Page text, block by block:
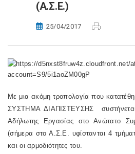
(Α.Σ.Ε.)
25/04/2017
Με μια ακόμη τροπολογία που
ΣΥΣΤΗΜΑ ΔΙΑΠΙΣΤΕΥΣΗΣ συστήνεται
Αδήλωτης Εργασίας στο Ανώτατο
(σήμερα στο Α.Σ.Ε. υφίστανται 4
και οι αρμοδιότητες του.